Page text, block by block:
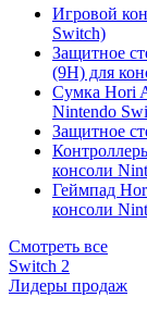
Игровой
Switch)
Защитное
(9H) для
Сумка Hori
Nintendo
Защитное
консоли
Геймпад
консоли
Смотреть все
Switch 2
Лидеры продаж